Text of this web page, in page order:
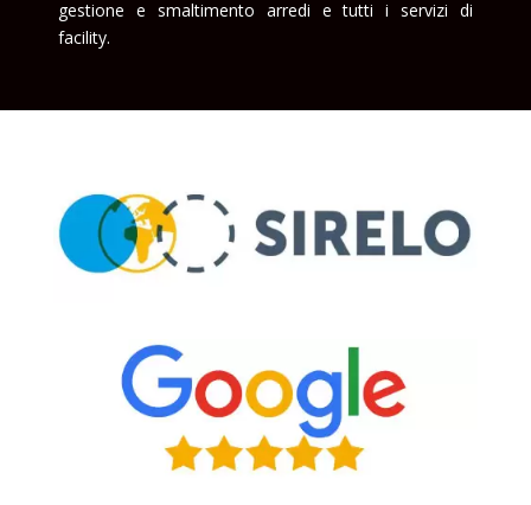
gestione e smaltimento arredi e tutti i servizi di
facility.